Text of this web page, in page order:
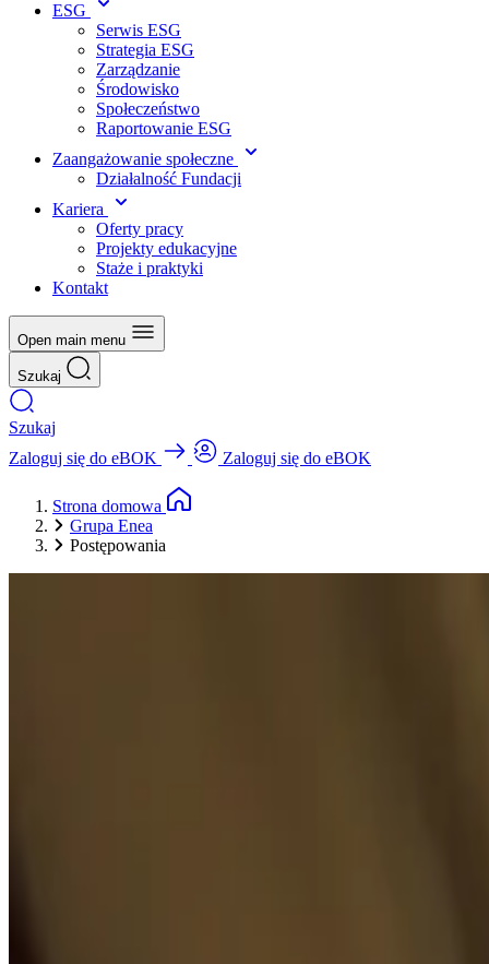
ESG
Serwis ESG
Strategia ESG
Zarządzanie
Środowisko
Społeczeństwo
Raportowanie ESG
Zaangażowanie społeczne
Działalność Fundacji
Kariera
Oferty pracy
Projekty edukacyjne
Staże i praktyki
Kontakt
Open main menu
Szukaj
Szukaj
Zaloguj się do eBOK
Zaloguj się do eBOK
Strona domowa
Grupa Enea
Postępowania